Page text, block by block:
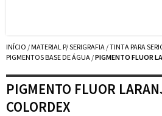
INÍCIO /MATERIAL P/ SERIGRAFIA /TINTA PARA
PIGMENTOS BASE DE ÁGUA /PIGMENTO FLUOR
PIGMENTO FLUOR
COLORDEX